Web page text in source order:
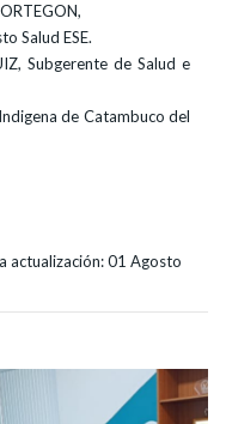
Salud ESE.
Subgerente de Salud e
de Catambuco del
actualización: 01 Agosto